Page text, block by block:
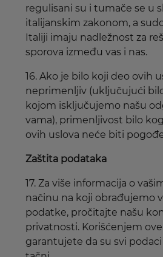
regulisani su i tumače se u
italijanskim zakonom, a
Italiji imaju nadležnost za
sporova između vas i nas.
16. Ako je bilo koji deo ovih
neprimenljiv (uključujući
kojom isključujemo našu
vama), primenljivost bilo
ovih uslova neće biti
Zaštita podataka
17. Za više informacija o
načinu na koji obrađujemo
podatke, pročitajte našu
privatnosti. Korišćenjem
garantujete da su svi